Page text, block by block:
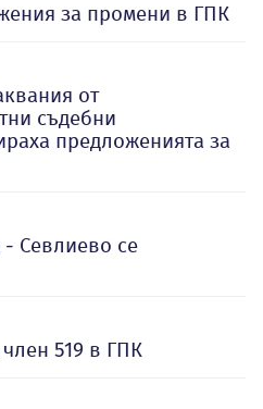
за промени в ГПК
от
съдебни
предложенията за
- Севлиево се
519 в ГПК